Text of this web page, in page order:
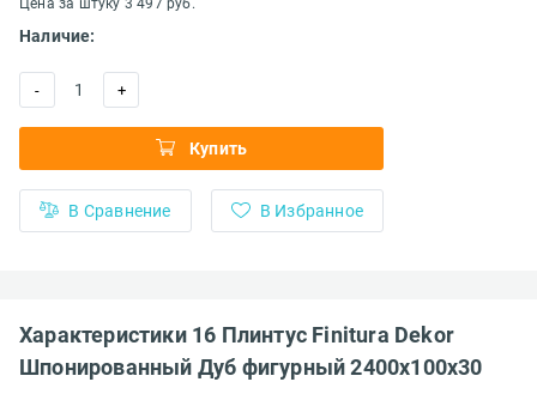
Цена за штуку 3 497 руб.
Наличие:
- 1 +
Купить
В Сравнение В Избранное
Характеристики 16 Плинтус Finitura Dekor
Шпонированный Дуб фигурный 2400x100x30